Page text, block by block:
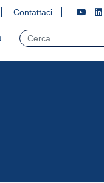
Contattaci